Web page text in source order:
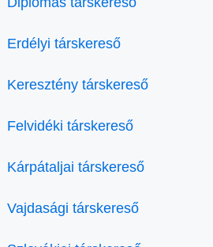
Erdélyi társkereső
Keresztény társkereső
Felvidéki társkereső
Kárpátaljai társkereső
Vajdasági társkereső